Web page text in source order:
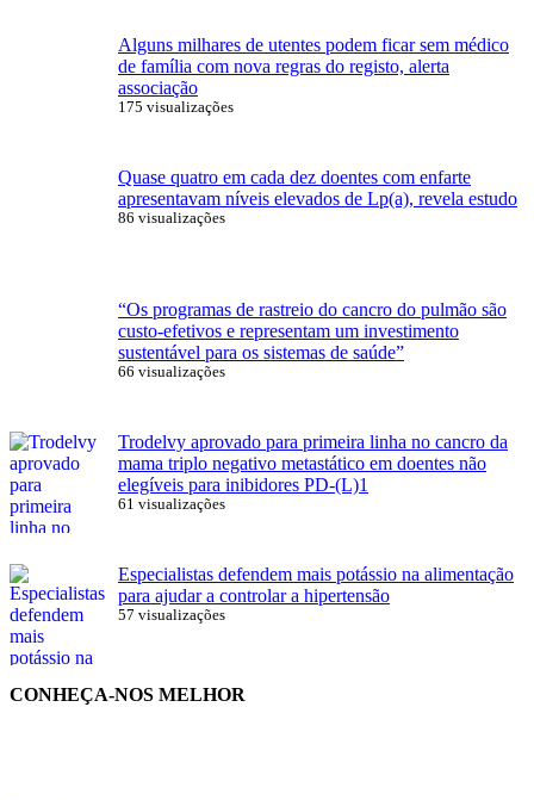
Alguns milhares de utentes podem ficar sem médico
de família com nova regras do registo, alerta
associação
175 visualizações
Quase quatro em cada dez doentes com enfarte
apresentavam níveis elevados de Lp(a), revela estudo
86 visualizações
“Os programas de rastreio do cancro do pulmão são
custo-efetivos e representam um investimento
sustentável para os sistemas de saúde”
66 visualizações
Trodelvy aprovado para primeira linha no cancro da
mama triplo negativo metastático em doentes não
elegíveis para inibidores PD-(L)1
61 visualizações
Especialistas defendem mais potássio na alimentação
para ajudar a controlar a hipertensão
57 visualizações
CONHEÇA-NOS MELHOR